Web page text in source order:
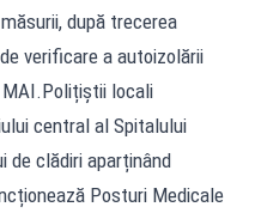
după trecerea
verificare a autoizolării
locali
central al Spitalului
de clădiri aparținând
Posturi Medicale